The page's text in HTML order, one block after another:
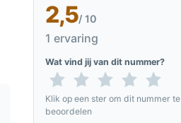
2,5/ 10
1 ervaring
Wat vind jij van dit nummer?
Klik op een ster om dit nummer te
beoordelen